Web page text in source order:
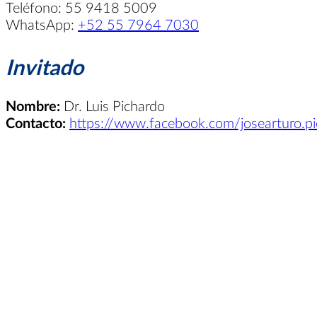
Teléfono: 55 9418 5009
WhatsApp: +52 55 7964 7030
Invitado
Nombre: Dr. Luis Pichardo
Contacto: https://www.facebook.com/